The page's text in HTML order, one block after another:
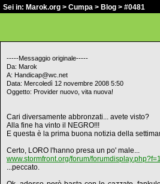
Sei in: Marok.org > Cumpa > Blog > #0481
-----Messaggio originale-----
Da: Marok
A: Handicap@wc.net
Data: Mercoledì 12 novembre 2008 5:50
Oggetto: Provider nuovo, vita nuova!
Cari diversamente abbronzati... avete visto?
Alla fine ha vinto il NEGRO!!!
E questa è la prima buona notizia della
Certo, LORO l'hanno presa un po' male...
www.stormfront.org/forum/
...peccato.